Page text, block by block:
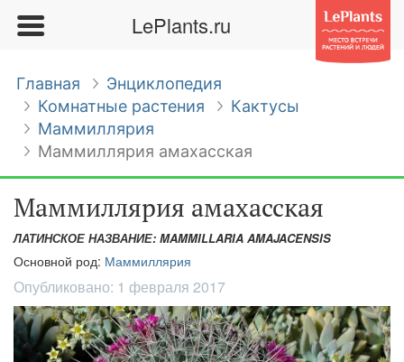
LePlants.ru
Главная
Энциклопедия
Комнатные растения
Кактусы
Маммиллярия
Маммиллярия амахасская
Маммиллярия амахасская
ЛАТИНСКОЕ НАЗВАНИЕ: MAMMILLARIA AMAJACENSIS
Основной род: Маммиллярия
Опубликовано: 1 февраля 2017